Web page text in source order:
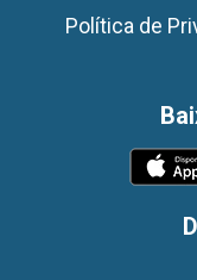
Política de